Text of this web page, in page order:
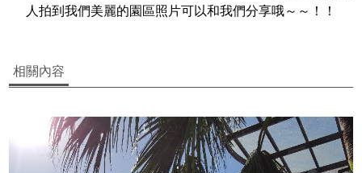
人拍到我們美麗的園區照片可以和我們分享哦～～！！
相關內容